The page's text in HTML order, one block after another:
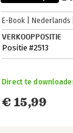
E-Book Nederlands
VERKOOPPOSITIE
Positie #2513
€ 15,99
Direct te